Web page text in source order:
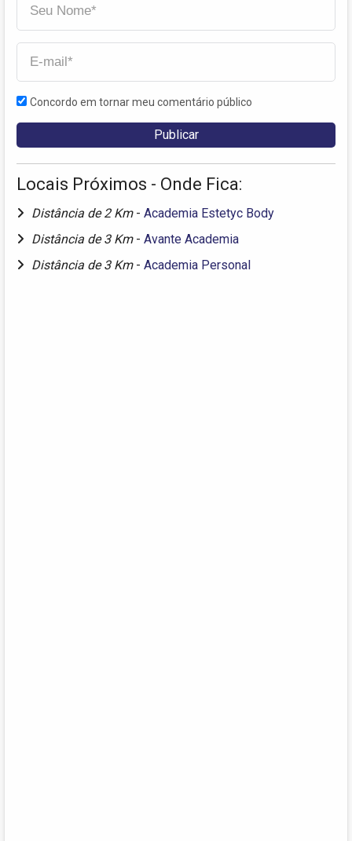
Concordo em tornar meu comentário público
Locais Próximos - Onde Fica:
Distância de 2 Km - Academia Estetyc Body
Distância de 3 Km - Avante Academia
Distância de 3 Km - Academia Personal